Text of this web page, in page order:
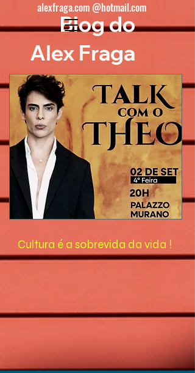
Cultura é a sobrevida da vida !
Blog do
Alex Fraga
alexfraga.com @hotmail.com